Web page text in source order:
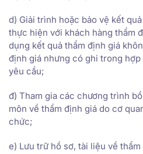
d) Giải trình hoặc bảo vệ kết
thực hiện với khách hàng thẩm
dụng kết quả thẩm định giá
định giá nhưng có ghi trong
yêu cầu;
đ) Tham gia các chương trình
môn về thẩm định giá do cơ
chức;
e) Lưu trữ hồ sơ, tài liệu về